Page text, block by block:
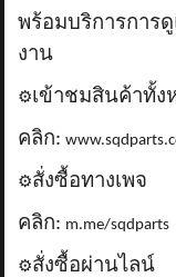
พร้อมบริการการ
งาน
⚙️เข้าชมสินค้าทั้ง
คลิก:
⚙️สั่งซื้อทางเพจ
คลิก: m.me/sqdparts
⚙️สั่งซื้อผ่านไลน์